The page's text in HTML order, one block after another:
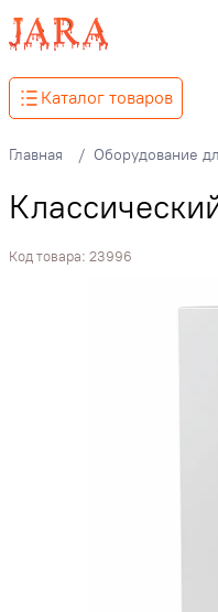
Каталог товаров
Главная Оборудование
Код товара: 23996